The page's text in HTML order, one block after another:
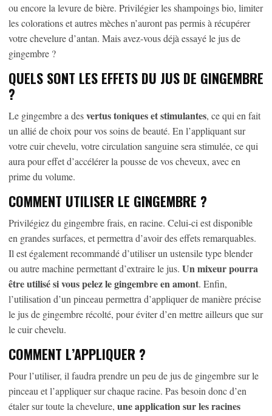
ou encore la levure de bière. Privilégier les shampoings bio, limiter
les colorations et autres mèches n’auront pas permis à récupérer
votre chevelure d’antan. Mais avez-vous déjà essayé le jus de
gingembre ?
QUELS SONT LES EFFETS DU JUS DE GINGEMBRE
?
Le gingembre a desvertus toniques et stimulantes, ce qui en fait
un allié de choix pour vos soins de beauté. En l’appliquant sur
votre cuir chevelu, votre circulation sanguine sera stimulée, ce qui
aura pour effet d’accélérer la pousse de vos cheveux, avec en
prime du volume.
COMMENT UTILISER LE GINGEMBRE ?
Privilégiez du gingembre frais, en racine. Celui-ci est disponible
en grandes surfaces, et permettra d’avoir des effets remarquables.
Il est également recommandé d’utiliser un ustensile type blender
ou autre machine permettant d’extraire le jus. Un mixeur pourra
être utilisé si vous pelez le gingembre en amont. Enfin,
l’utilisation d’un pinceau permettra d’appliquer de manière précise
le jus de gingembre récolté, pour éviter d’en mettre ailleurs que sur
le cuir chevelu.
COMMENT L’APPLIQUER ?
Pour l’utiliser, il faudra prendre un peu de jus de gingembre sur le
pinceau et l’appliquer sur chaque racine. Pas besoin donc d’en
étaler sur toute la chevelure, une application sur les racines